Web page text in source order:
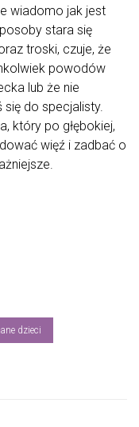
wiadomo jak jest
stara się
troski, czuje, że
powodów
lub że nie
się do specjalisty.
który po głębokiej,
więź i zadbać o
dzieci